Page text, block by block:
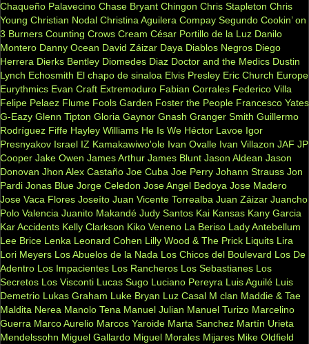
Chaqueño Palavecino Chase Bryant Chingon Chris Stapleton Chris
Young Christian Nodal Christina Aguilera Compay Segundo Cookin’ on
3 Burners Counting Crows Cream César Portillo de la Luz Danilo
Montero Danny Ocean David Záizar Daya Diablos Negros Diego
Herrera Dierks Bentley Diomedes Diaz Doctor and the Medics Dustin
Lynch Echosmith El chapo de sinaloa Elvis Presley Eric Church Europe
Eurythmics Evan Craft Extremoduro Fabian Corrales Federico Villa
Felipe Pelaez Flume Fools Garden Foster the People Francesco Yates
G-Eazy Glenn Tipton Gloria Gaynor Gnash Granger Smith Guillermo
Rodríguez Fiffe Hayley Williams He Is We Héctor Lavoe Igor
Presnyakov Israel IZ Kamakawiwo'ole Ivan Ovalle Ivan Villazon JAF JP
Cooper Jake Owen James Arthur James Blunt Jason Aldean Jason
Donovan Jhon Alex Castaño Joe Cuba Joe Perry Johann Strauss Jon
Pardi Jonas Blue Jorge Celedon Jose Angel Bedoya Jose Madero
Jose Vaca Flores Joseíto Juan Vicente Torrealba Juan Záizar Juancho
Polo Valencia Juanito Makandé Judy Santos Kai Kansas Kany Garcia
Kar Accidents Kelly Clarkson Kiko Veneno La Beriso Lady Antebellum
Lee Brice Lenka Leonard Cohen Lilly Wood & The Prick Liquits Lira
Lori Meyers Los Abuelos de la Nada Los Chicos del Boulevard Los De
Adentro Los Impacientes Los Rancheros Los Sebastianes Los
Secretos Los Visconti Lucas Sugo Luciano Pereyra Luis Aguilé Luis
Demetrio Lukas Graham Luke Bryan Luz Casal M clan Maddie & Tae
Maldita Nerea Manolo Tena Manuel Julian Manuel Turizo Marcelino
Guerra Marco Aurelio Marcos Yaroide Marta Sanchez Martín Urieta
Mendelssohn Miguel Gallardo Miguel Morales Mijares Mike Oldfield